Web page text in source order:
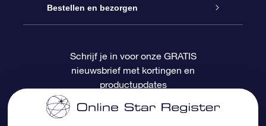
Blog
OSR Recensies
OSR Cadeaupakket
OSR Cadeaukaart
Relatiegeschenken
Sterrenregister
Gepersonaliseerde sterrenpagina
One Million Stars
Bestellen en bezorgen
Betalingsinformatie
Verzendinformatie
Schrijf je in voor onze GRATIS
nieuwsbrief met kortingen en
productupdates